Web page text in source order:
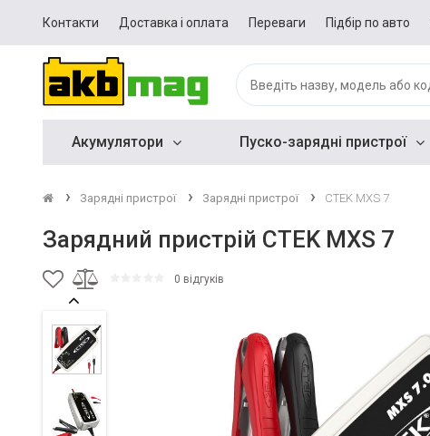
Контакти Доставка і оплата Переваги Підбір по авто
Акумулятори Пуско-зарядні пристрої
Зарядні пристрої Зарядні пристрої CTEK MXS 7
Зарядний пристрій CTEK MXS 7
0 відгуків